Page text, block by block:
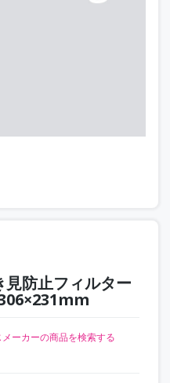
防止フィルター
メーカーの商品を検索する